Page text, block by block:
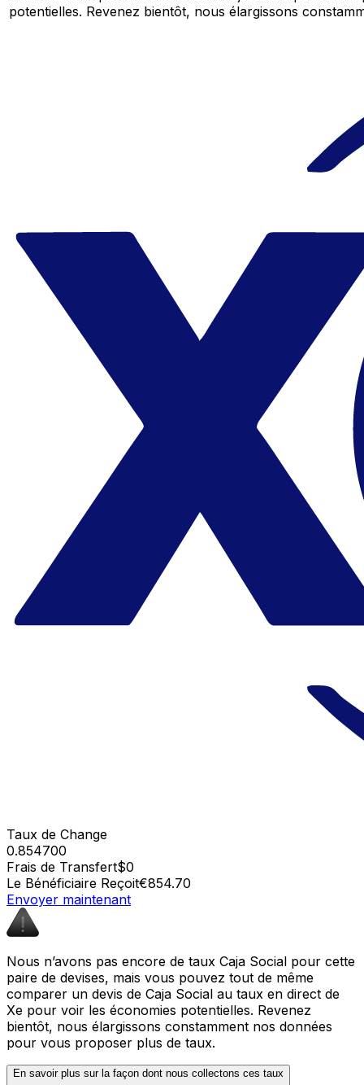
potentielles. Revenez bientôt, nous élargissons
Taux de Change
0.854700
Frais de Transfert$0
Le Bénéficiaire Reçoit€854.70
Envoyer maintenant
Nous n’avons pas encore de taux Caja Social pour cette
paire de devises, mais vous pouvez tout de même
comparer un devis de Caja Social au taux en direct de
Xe pour voir les économies potentielles. Revenez
bientôt, nous élargissons constamment nos données
pour vous proposer plus de taux.
En savoir plus sur la façon dont nous collectons ces taux